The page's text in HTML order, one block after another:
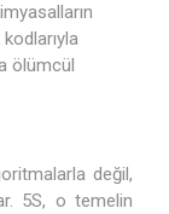
ölümcül
değil,
5S, o temelin